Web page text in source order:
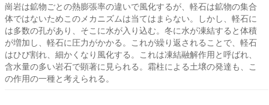
崗岩は鉱物ごとの熱膨張率の違いで風化するが、軽石は鉱物の集合
体ではないためこのメカニズムは当てはまらない。しかし、軽石に
は多数の孔があり、そこに水が入り込む。冬に水が凍結すると体積
が増加し、軽石に圧力がかかる。これが繰り返されることで、軽石
はひび割れ、細かくなり風化する。これは凍結融解作用と呼ばれ、
含水量の多い岩石で顕著に見られる。霜柱による土壌の発達も、こ
の作用の一種と考えられる。